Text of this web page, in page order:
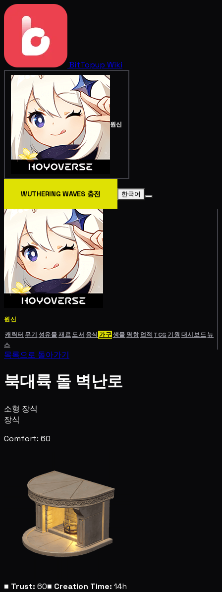
BitTopup Wiki
원신
WUTHERING WAVES 충전 한국어
원신
캐릭터 무기 성유물재료도서 음식 가구생물 명함 업적 TCG기원 대시보드뉴
스
목록으로 돌아가기
북대륙 돌 벽난로
소형 장식
장식
Comfort: 60
■ Trust: 60■ Creation Time: 14h